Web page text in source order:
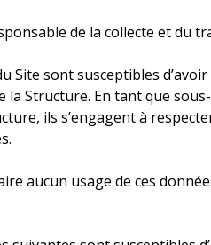
de la collecte et du
Site sont susceptibles
la Structure. En tant que
ils s’engagent à
aucun usage de ces